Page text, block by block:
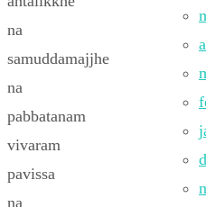
na
samuddamajjhe
na
pabbatanam
vivaram
pavissa
na